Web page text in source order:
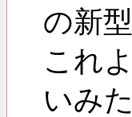
の新
これ
いみ